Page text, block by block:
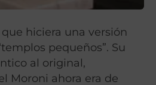
que hiciera una versión
pequeños”. Su
al original,
Moroni ahora era de